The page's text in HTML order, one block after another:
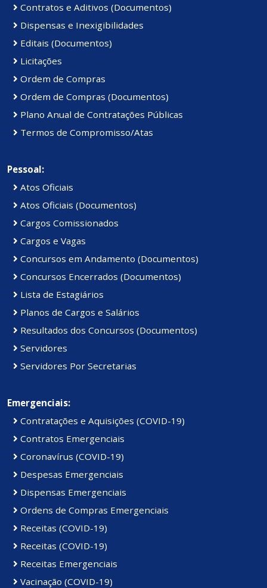
Contratos e Aditivos (Documentos)
Dispensas e Inexigibilidades
Editais (Documentos)
Licitações
Ordem de Compras
Ordem de Compras (Documentos)
Plano Anual de Contratações Públicas
Termos de Compromisso/Atas
Pessoal:
Atos Oficiais
Atos Oficiais (Documentos)
Cargos Comissionados
Cargos e Vagas
Concursos em Andamento (Documentos)
Concursos Encerrados (Documentos)
Lista de Estagiários
Planos de Cargos e Salários
Resultados dos Concursos (Documentos)
Servidores
Servidores Por Secretarias
Emergenciais:
Contratações e Aquisições (COVID-19)
Contratos Emergenciais
Coronavírus (COVID-19)
Despesas Emergenciais
Dispensas Emergenciais
Ordens de Compras Emergenciais
Receitas (COVID-19)
Receitas (COVID-19)
Receitas Emergenciais
Vacinação (COVID-19)